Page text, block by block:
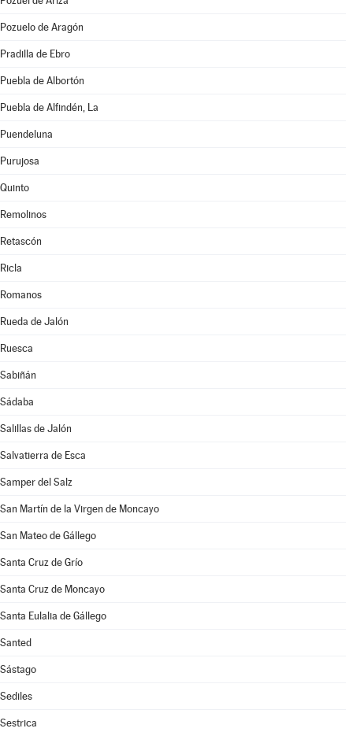
Pozuelo de Aragón
Pradilla de Ebro
Puebla de Albortón
Puebla de Alfindén, La
Puendeluna
Purujosa
Quinto
Remolinos
Retascón
Ricla
Romanos
Rueda de Jalón
Ruesca
Sabiñán
Sádaba
Salillas de Jalón
Salvatierra de Esca
Samper del Salz
San Martín de la Virgen de Moncayo
San Mateo de Gállego
Santa Cruz de Grío
Santa Cruz de Moncayo
Santa Eulalia de Gállego
Santed
Sástago
Sediles
Sestrica